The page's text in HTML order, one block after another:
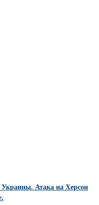
Украины. Атака на Херсон